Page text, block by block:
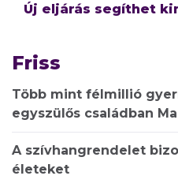
Új eljárás segíthet
Friss
Több mint félmillió
egyszülős családban
A szívhangrendelet
életeket